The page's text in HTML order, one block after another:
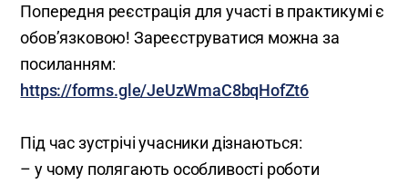
Попередня реєстрація для участі в практикумі є
обов’язковою! Зареєструватися можна за
посиланням:
https://forms.gle/JeUzWmaC8bqHofZt6
Під час зустрічі учасники дізнаються:
– у чому полягають особливості роботи